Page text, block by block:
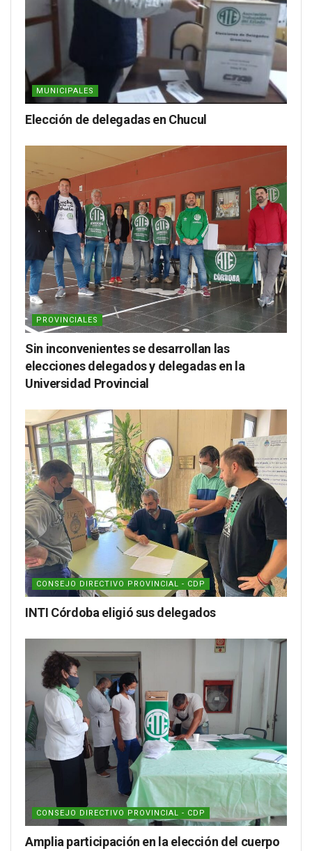
MUNICIPALES
Elección de delegadas en Chucul
PROVINCIALES
Sin inconvenientes se desarrollan las
elecciones delegados y delegadas en la
Universidad Provincial
CONSEJO DIRECTIVO PROVINCIAL - CDP
INTI Córdoba eligió sus delegados
CONSEJO DIRECTIVO PROVINCIAL - CDP
Amplia participación en la elección del cuerpo